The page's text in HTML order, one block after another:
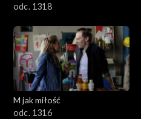
odc. 1318
M jak miłość
odc. 1316